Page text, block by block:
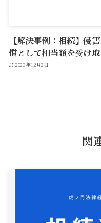
【解決事例：相続】侵
償として相当額を受け
2023年12月2日
関